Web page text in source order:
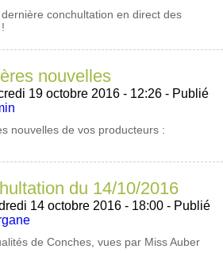
conchultation en direct des
nouvelles
19 octobre 2016 - 12:26 - Publié
nouvelles de vos producteurs :
du 14/10/2016
14 octobre 2016 - 18:00 - Publié
de Conches, vues par Miss Auber